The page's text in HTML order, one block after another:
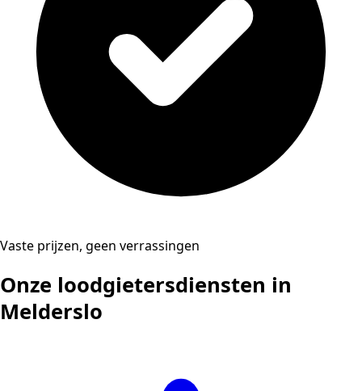
Vaste prijzen, geen verrassingen
Onze loodgietersdiensten in
Melderslo